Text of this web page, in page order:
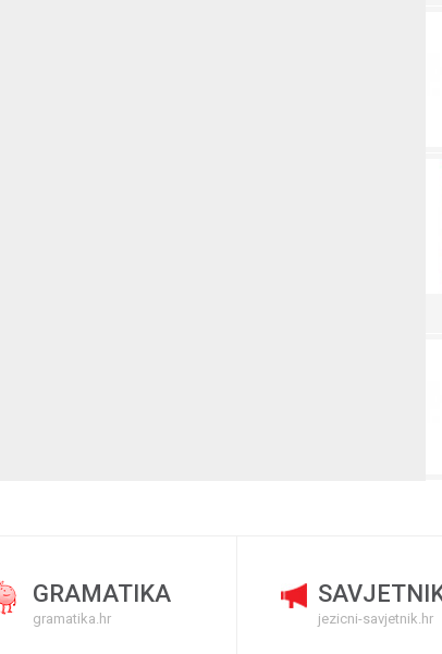
GRAMATIKA
gramatika.hr jezicni-savjetnik.hr